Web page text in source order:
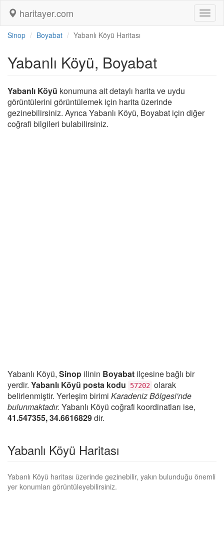
haritayer.com
Sinop Boyabat Yabanlı Köyü Haritası
Yabanlı Köyü, Boyabat
Yabanlı Köyü konumuna ait detaylı harita ve uydu
görüntülerini görüntülemek için harita üzerinde
gezinebilirsiniz. Ayrıca Yabanlı Köyü, Boyabat için diğer
coğrafi bilgileri bulabilirsiniz.
Yabanlı Köyü, Sinop ilinin Boyabat ilçesine bağlı bir
yerdir. Yabanlı Köyü posta kodu 57202 olarak
belirlenmiştir. Yerleşim birimi Karadeniz Bölgesi'nde
bulunmaktadır. Yabanlı Köyü coğrafi koordinatları ise,
41.547355, 34.6616829dir.
Yabanlı Köyü Haritası
Yabanlı Köyü haritası üzerinde gezinebilir, yakın bulunduğu önemli
yer konumları görüntüleyebilirsiniz.